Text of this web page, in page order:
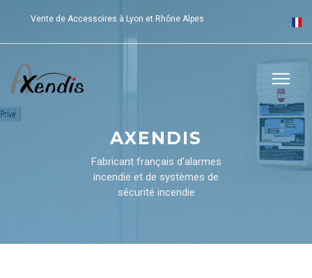
Vente de Accessoires à Lyon et Rhône Alpes
AXENDIS
Fabricant français d'alarmes
incendie et de systèmes de
sécurité incendie